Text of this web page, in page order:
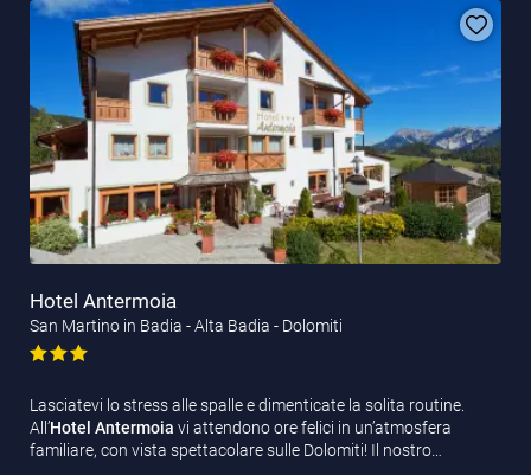
Hotel Antermoia
San Martino in Badia - Alta Badia - Dolomiti
Lasciatevi lo stress alle spalle e dimenticate la solita routine.
All’Hotel Antermoia vi attendono ore felici in un’atmosfera
familiare, con vista spettacolare sulle Dolomiti! Il nostro…